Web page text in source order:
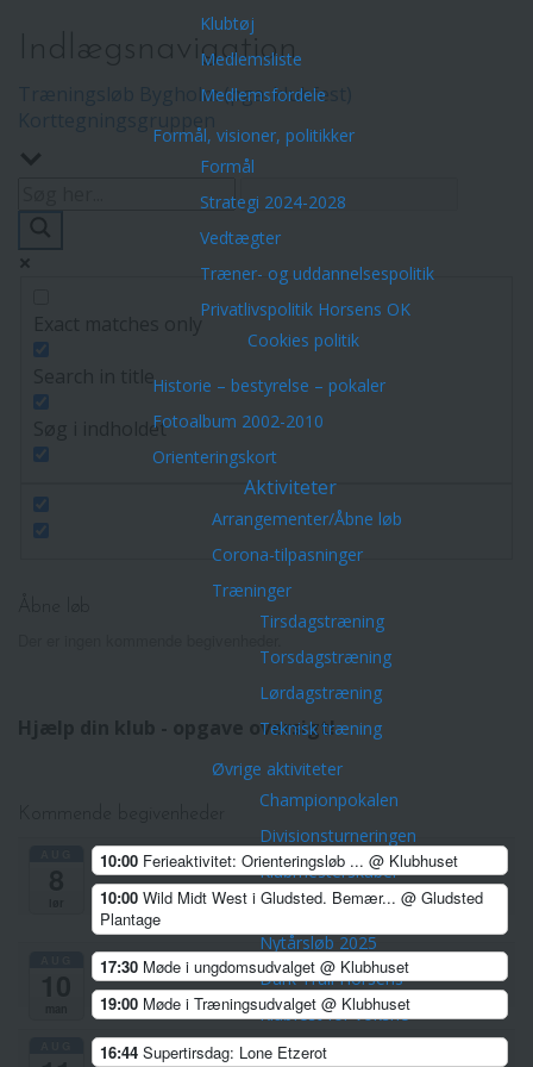
Klubtøj
Medlemsliste
Medlemsfordele
Formål, visioner, politikker
Formål
Strategi 2024-2028
Vedtægter
Træner- og uddannelsespolitik
Privatlivspolitik Horsens OK
Cookies politik
Historie – bestyrelse – pokaler
Fotoalbum 2002-2010
Orienteringskort
Aktiviteter
Arrangementer/Åbne løb
Corona-tilpasninger
Træninger
Tirsdagstræning
Torsdagstræning
Lørdagstræning
Teknisk træning
Øvrige aktiviteter
Championpokalen
Divisionsturneringen
Klubmesterskaber
Park Tour 2026
Nytårsløb 2025
Dark Trail Horsens
Klubfest for voksne
Klubture
Indlægsnavigation
Træningsløb Bygholm (pga. klubfest)
Exact matches only
Search in title
Søg i indholdet
Hjælp din klub - opgave oversigt!
10:00 Ferieaktivitet: Orienteringsløb ... @ Klubhuset
10:00 Wild Midt West i Gludsted. Bemær... @ Gludsted
Plantage
17:30 Møde i ungdomsudvalget @ Klubhuset
19:00 Møde i Træningsudvalget @ Klubhuset
16:44 Supertirsdag: Lone Etzerot